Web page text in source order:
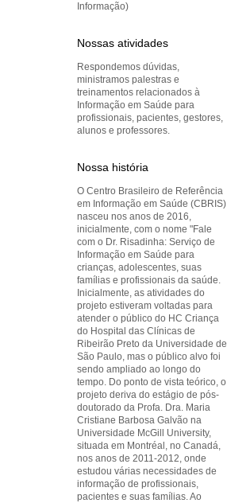
Informação)
Nossas atividades
Respondemos dúvidas,
ministramos palestras e
treinamentos relacionados à
Informação em Saúde para
profissionais, pacientes, gestores,
alunos e professores.
Nossa história
O Centro Brasileiro de Referência
em Informação em Saúde (CBRIS)
nasceu nos anos de 2016,
inicialmente, com o nome "Fale
com o Dr. Risadinha: Serviço de
Informação em Saúde para
crianças, adolescentes, suas
famílias e profissionais da saúde.
Inicialmente, as atividades do
projeto estiveram voltadas para
atender o público do HC Criança
do Hospital das Clínicas de
Ribeirão Preto da Universidade de
São Paulo, mas o público alvo foi
sendo ampliado ao longo do
tempo. Do ponto de vista teórico, o
projeto deriva do estágio de pós-
doutorado da Profa. Dra. Maria
Cristiane Barbosa Galvão na
Universidade McGill University,
situada em Montréal, no Canadá,
nos anos de 2011-2012, onde
estudou várias necessidades de
informação de profissionais,
pacientes e suas famílias. Ao